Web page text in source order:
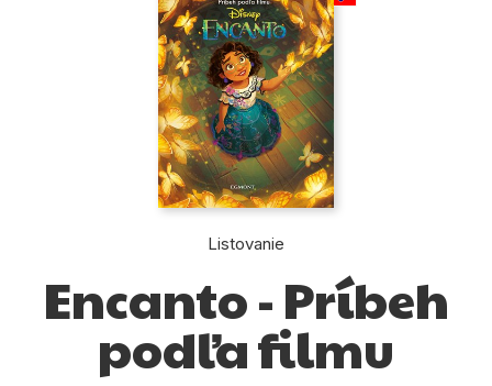
Beletria pre dospelých
Darčekové publikácie
Doplnkový sortiment
Kalendáre, diáre
Počítače
Poézia
Listovanie
Encanto - Príbeh
podľa filmu